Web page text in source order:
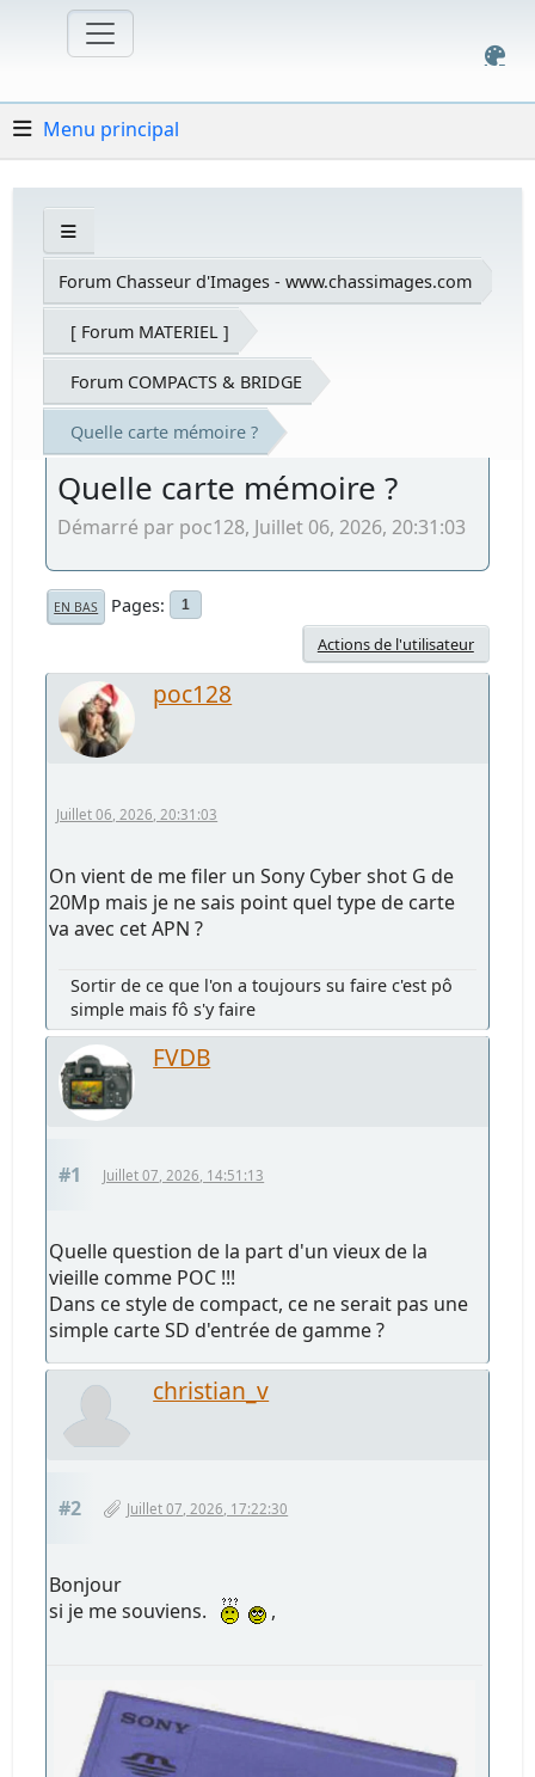
Menu principal
Forum Chasseur d'Images - www.chassimages.com
[ Forum MATERIEL ]
Forum COMPACTS & BRIDGE
Quelle carte mémoire ?
Quelle carte mémoire ?
Démarré par poc128, Juillet 06, 2026, 20:31:03
EN BAS Pages 1
Actions de l'utilisateur
poc128
Juillet 06, 2026, 20:31:03
On vient de me filer un Sony Cyber shot G de
20Mp mais je ne sais point quel type de carte
va avec cet APN ?
Sortir de ce que l'on a toujours su faire c'est pô
simple mais fô s'y faire
FVDB
#1 Juillet 07, 2026, 14:51:13
Quelle question de la part d'un vieux de la
vieille comme POC !!!
Dans ce style de compact, ce ne serait pas une
simple carte SD d'entrée de gamme ?
christian_v
#2 Juillet 07, 2026, 17:22:30
Bonjour
si je me souviens.
,